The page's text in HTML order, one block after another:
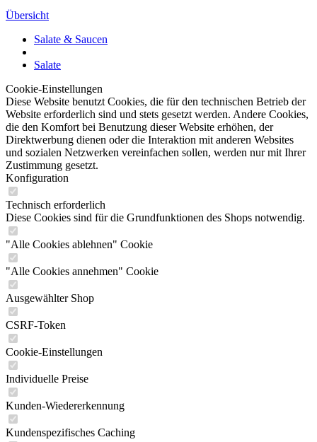
Übersicht
Salate & Saucen
Salate
Cookie-Einstellungen
Diese Website benutzt Cookies, die für den technischen Betrieb der
Website erforderlich sind und stets gesetzt werden. Andere Cookies,
die den Komfort bei Benutzung dieser Website erhöhen, der
Direktwerbung dienen oder die Interaktion mit anderen Websites
und sozialen Netzwerken vereinfachen sollen, werden nur mit Ihrer
Zustimmung gesetzt.
Konfiguration
Technisch erforderlich
Diese Cookies sind für die Grundfunktionen des Shops notwendig.
"Alle Cookies ablehnen" Cookie
"Alle Cookies annehmen" Cookie
Ausgewählter Shop
CSRF-Token
Cookie-Einstellungen
Individuelle Preise
Kunden-Wiedererkennung
Kundenspezifisches Caching